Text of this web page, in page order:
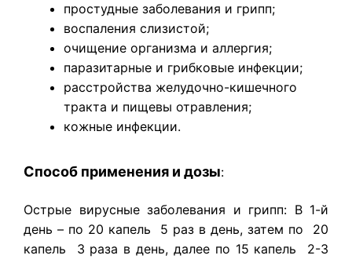
простудные заболевания и грипп;
воспаления слизистой;
очищение организма и аллергия;
паразитарные и грибковые инфекции;
расстройства желудочно-кишечного
тракта и пищевы отравления;
кожные инфекции.
Способ применения и дозы:
Острые вирусные заболевания и грипп: В 1-й
день – по 20 капель 5 раз в день, затем по 20
капель 3 раза в день, далее по 15 капель 2-3